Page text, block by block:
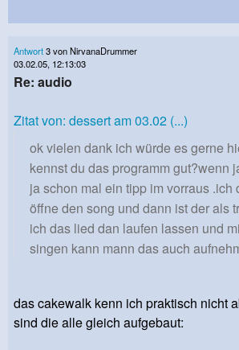
Antwort3 von NirvanaDrummer
03.02.05, 12:13:03
Re: audio
Zitat von: dessert am 03.02 (...)
ok vielen dank ich würde es gerne
kennst du das programm gut?wenn
ja schon mal ein tipp im vorraus .ich
öffne den song und dann ist der als
ich das lied dan laufen lassen und
singen kann mann das auch
das cakewalk kenn ich praktisch nicht
sind die alle gleich aufgebaut: